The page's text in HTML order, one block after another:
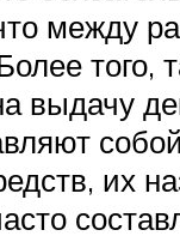
между
того,
выдачу
их